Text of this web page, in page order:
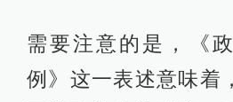
需要注意的是，《
例》这一表述意味着